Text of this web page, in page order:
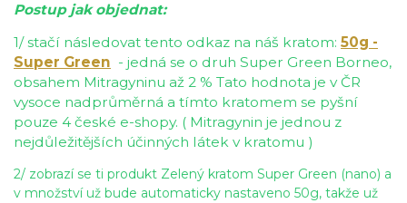
Postup jak objednat:
1/ stačí následovat tento odkaz na náš kratom: 50g -
Super Green - jedná se o druh Super Green Borneo,
obsahem Mitragyninu až 2 % Tato hodnota je v ČR
vysoce nadprůměrná a tímto kratomem se pyšní
pouze 4 české e-shopy. ( Mitragynin je jednou z
nejdůležitějších účinných látek v kratomu )
2/ zobrazí se ti produkt Zelený kratom Super Green (nano) a
v množství už bude automaticky nastaveno 50g, takže už